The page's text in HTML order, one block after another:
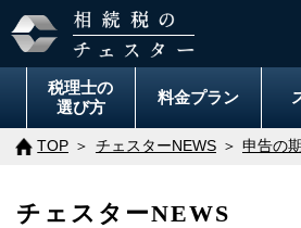
税理士の
選び方
料金プラン
TOP チェスターNEWS 申告の
チェスターNEWS